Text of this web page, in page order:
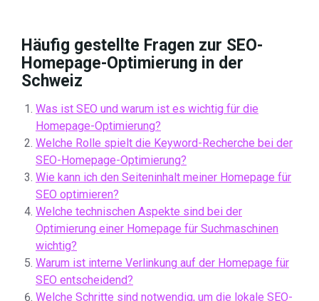
Häufig gestellte Fragen zur SEO-
Homepage-Optimierung in der
Schweiz
Was ist SEO und warum ist es wichtig für die
Homepage-Optimierung?
Welche Rolle spielt die Keyword-Recherche bei der
SEO-Homepage-Optimierung?
Wie kann ich den Seiteninhalt meiner Homepage für
SEO optimieren?
Welche technischen Aspekte sind bei der
Optimierung einer Homepage für Suchmaschinen
wichtig?
Warum ist interne Verlinkung auf der Homepage für
SEO entscheidend?
Welche Schritte sind notwendig, um die lokale SEO-